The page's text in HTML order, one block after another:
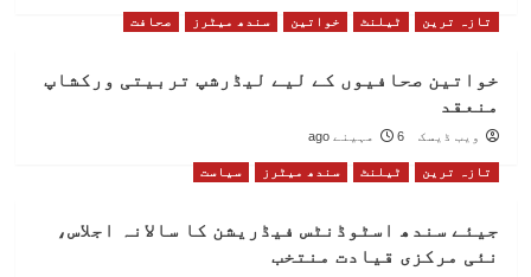
تازہ ترین ٹیلنٹ خواتین سندھ میٹرز صحافت
خواتین صحافیوں کے لیے لیڈرشپ تربیتی ورکشاپ
منعقد
ویب ڈیسک 6 مہینے ago
تازہ ترین ٹیلنٹ سندھ میٹرز سیاست
جیئے سندھ اسٹوڈنٹس فیڈریشن کا سالانہ اجلاس،
نئی مرکزی قیادت منتخب